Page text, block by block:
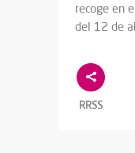
recoge en
del 12 de
RRSS